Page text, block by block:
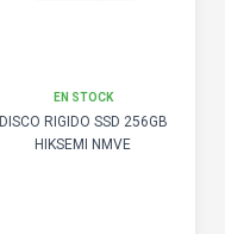
EN STOCK
DISCO RIGIDO SSD 256GB
HIKSEMI NMVE